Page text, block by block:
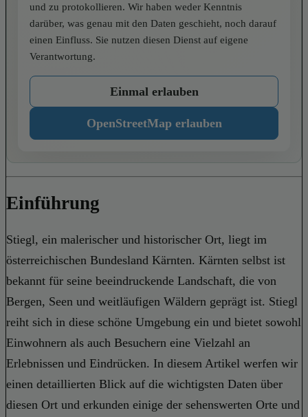
und zu protokollieren. Wir haben weder Kenntnis
darüber, was genau mit den Daten geschieht, noch darauf
einen Einfluss. Sie nutzen diesen Dienst auf eigene
Verantwortung.
Einmal erlauben
OpenStreetMap erlauben
Einführung
Stiegl, ein malerischer und historischer Ort, liegt im
österreichischen Bundesland Kärnten. Kärnten selbst ist
bekannt für seine beeindruckende Landschaft, die von
Bergen, Seen und weitläufigen Wäldern geprägt ist. Stiegl
reiht sich in diese schöne Umgebung ein und bietet sowohl
Einwohnern als auch Besuchern eine Vielzahl an
Erlebnissen und Eindrücken. In diesem Artikel werfen wir
einen detaillierten Blick auf die wichtigsten Daten über
diesen Ort und erkunden einige der sehenswerten Orte und